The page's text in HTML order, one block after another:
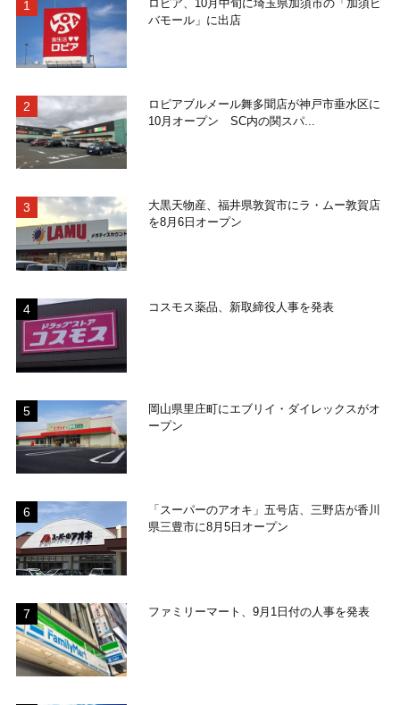
ロピア、10月中旬に埼玉県加須市の「加須ビ
バモール」に出店
ロピアブルメール舞多聞店が神戸市垂水区に
10月オープン SC内の関スパ...
大黒天物産、福井県敦賀市にラ・ムー敦賀店
を8月6日オープン
コスモス薬品、新取締役人事を発表
岡山県里庄町にエブリイ・ダイレックスがオ
ープン
「スーパーのアオキ」五号店、三野店が香川
県三豊市に8月5日オープン
ファミリーマート、9月1日付の人事を発表